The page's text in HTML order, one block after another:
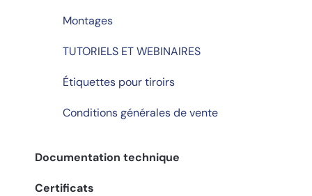
Montages
TUTORIELS ET WEBINAIRES
Étiquettes pour tiroirs
Conditions générales de vente
Documentation technique
Certificats